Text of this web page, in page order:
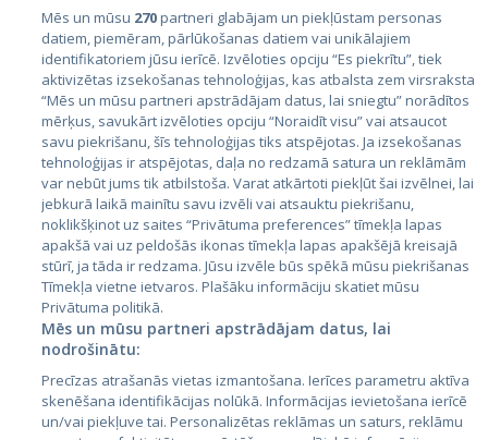
Valstis
Igaunija
Latvija
Lietuva
City24.lv
City24.ee
GetaPro.lv
CVbankas.lt
Kainos.lt
Paslaugos.lt
Mēs un mūsu 270partneri glabājam un piekļūstam personas
datiem, piemēram, pārlūkošanas datiem vai unikālajiem
identifikatoriem jūsu ierīcē. Izvēloties opciju “Es piekrītu”, tiek
aktivizētas izsekošanas tehnoloģijas, kas atbalsta zem virsraksta
“Mēs un mūsu partneri apstrādājam datus, lai sniegtu” norādītos
mērķus, savukārt izvēloties opciju “Noraidīt visu” vai atsaucot
savu piekrišanu, šīs tehnoloģijas tiks atspējotas. Ja izsekošanas
tehnoloģijas ir atspējotas, daļa no redzamā satura un reklāmām
var nebūt jums tik atbilstoša. Varat atkārtoti piekļūt šai izvēlnei, lai
jebkurā laikā mainītu savu izvēli vai atsauktu piekrišanu,
noklikšķinot uz saites “Privātuma preferences” tīmekļa lapas
apakšā vai uz peldošās ikonas tīmekļa lapas apakšējā kreisajā
stūrī, ja tāda ir redzama. Jūsu izvēle būs spēkā mūsu piekrišanas
Tīmekļa vietne ietvaros. Plašāku informāciju skatiet mūsu
Privātuma politikā.
Mēs un mūsu partneri apstrādājam datus, lai
nodrošinātu:
Precīzas atrašanās vietas izmantošana. Ierīces parametru aktīva
skenēšana identifikācijas nolūkā. Informācijas ievietošana ierīcē
un/vai piekļuve tai. Personalizētas reklāmas un saturs, reklāmu